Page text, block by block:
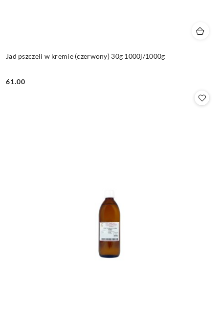
Jad pszczeli w kremie (czerwony) 30g 1000j/1000g
Cena:
61.00